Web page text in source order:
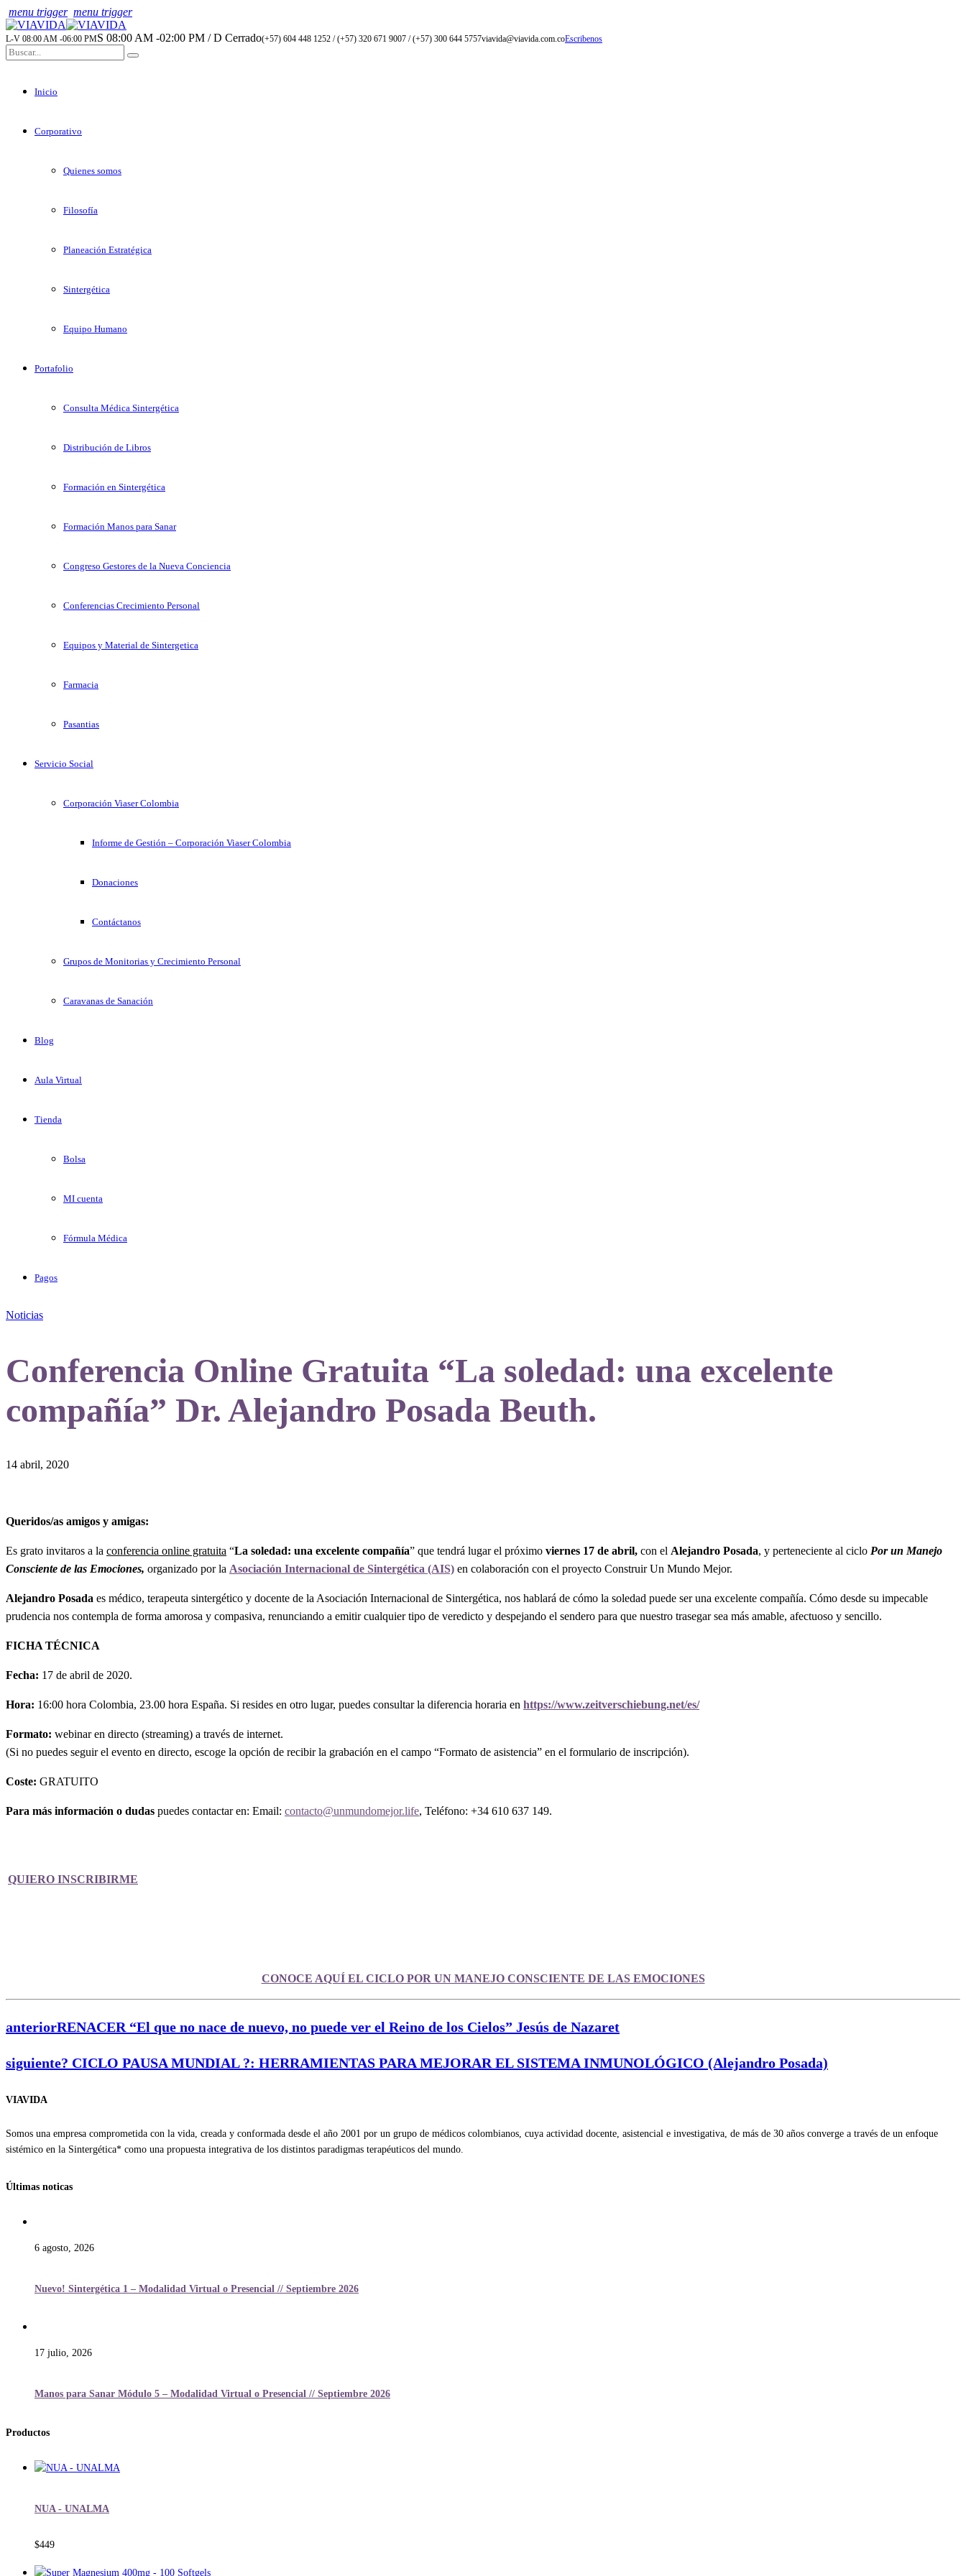
menu trigger menu trigger
L-V 08:00 AM -06:00 PMS 08:00 AM -02:00 PM / D Cerrado(+57) 604 448 1252 / (+57) 320 671 9007 / (+57) 300 644 5757viavida@viavida.com.coEscribenos
Inicio
Corporativo
Quienes somos
Filosofía
Planeación Estratégica
Sintergética
Equipo Humano
Portafolio
Consulta Médica Sintergética
Distribución de Libros
Formación en Sintergética
Formación Manos para Sanar
Congreso Gestores de la Nueva Conciencia
Conferencias Crecimiento Personal
Equipos y Material de Sintergetica
Farmacia
Pasantias
Servicio Social
Corporación Viaser Colombia
Informe de Gestión – Corporación Viaser Colombia
Donaciones
Contáctanos
Grupos de Monitorias y Crecimiento Personal
Caravanas de Sanación
Blog
Aula Virtual
Tienda
Bolsa
MI cuenta
Fórmula Médica
Pagos
Noticias
Conferencia Online Gratuita “La soledad: una excelente
compañía” Dr. Alejandro Posada Beuth.
14 abril, 2020
Queridos/as amigos y amigas:
Es grato invitaros a la conferencia online gratuita “La soledad: una excelente compañía” que tendrá lugar el próximo viernes 17 de abril, con el Alejandro Posada, y perteneciente al ciclo Por un Manejo
Consciente de las Emociones, organizado por la Asociación Internacional de Sintergética (AIS) en colaboración con el proyecto Construir Un Mundo Mejor.
Alejandro Posada es médico, terapeuta sintergético y docente de la Asociación Internacional de Sintergética, nos hablará de cómo la soledad puede ser una excelente compañía. Cómo desde su impecable
prudencia nos contempla de forma amorosa y compasiva, renunciando a emitir cualquier tipo de veredicto y despejando el sendero para que nuestro trasegar sea más amable, afectuoso y sencillo.
FICHA TÉCNICA
Fecha: 17 de abril de 2020.
Hora: 16:00 hora Colombia, 23.00 hora España. Si resides en otro lugar, puedes consultar la diferencia horaria en https://www.zeitverschiebung.net/es/
Formato: webinar en directo (streaming) a través de internet.
(Si no puedes seguir el evento en directo, escoge la opción de recibir la grabación en el campo “Formato de asistencia” en el formulario de inscripción).
Coste: GRATUITO
Para más información o dudas puedes contactar en: Email: contacto@unmundomejor.life, Teléfono: +34 610 637 149.
QUIERO INSCRIBIRME
CONOCE AQUÍ EL CICLO POR UN MANEJO CONSCIENTE DE LAS EMOCIONES
anteriorRENACER “El que no nace de nuevo, no puede ver el Reino de los Cielos” Jesús de Nazaret
siguiente? CICLO PAUSA MUNDIAL ?: HERRAMIENTAS PARA MEJORAR EL SISTEMA INMUNOLÓGICO (Alejandro Posada)
VIAVIDA
Somos una empresa comprometida con la vida, creada y conformada desde el año 2001 por un grupo de médicos colombianos, cuya actividad docente, asistencial e investigativa, de más de 30 años converge a través de un enfoque
sistémico en la Sintergética* como una propuesta integrativa de los distintos paradigmas terapéuticos del mundo.
Últimas noticas
6 agosto, 2026
Nuevo! Sintergética 1 – Modalidad Virtual o Presencial // Septiembre 2026
17 julio, 2026
Manos para Sanar Módulo 5 – Modalidad Virtual o Presencial // Septiembre 2026
Productos
NUA - UNALMA
$449